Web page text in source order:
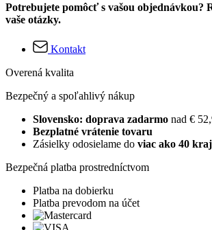
Potrebujete pomôcť s vašou objednávkou?
vaše otázky.
Kontakt
Overená kvalita
Bezpečný a spoľahlivý nákup
Slovensko: doprava zadarmo nad €
Bezplatné vrátenie tovaru
Zásielky odosielame do viac ako 40
Bezpečná platba prostredníctvom
Platba na dobierku
Platba prevodom na účet